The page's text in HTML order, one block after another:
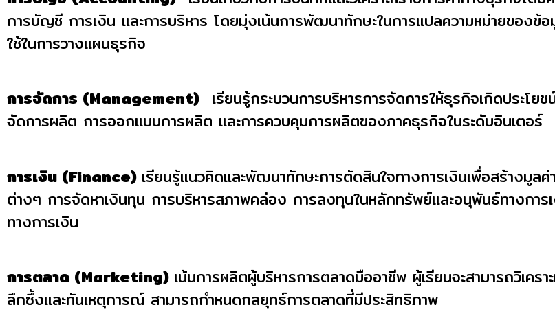
การบัญชี การเงิน และการบริหาร โดยมุ่งเน้นการพัฒนาทักษะในการแปลความหม่ายของข้อ
ใช้ในการวางแผนธุรกิจ
การจัดการ (Management) เรียนรู้กระบวนการบริหารการจัดการให้ธุรกิจเกิดประโ
จัดการผลิต การออกแบบการผลิต และการควบคุมการผลิตของภาคธุรกิจในระดับอินเตอร์
การเงิน (Finance) เรียนรู้แนวคิดและพัฒนาทักษะการตัดสินใจทางการเงินเพื่อสร้างมูล
ต่างๆ การจัดหาเงินทุน การบริหารสภาพคล่อง การลงทุนในหลักทรัพย์และอนุพันธ์ทางการ
ทางการเงิน
การตลาด (Marketing) เน้นการผลิตผู้บริหารการตลาดมืออาชีพ ผู้เรียนจะสามารถวิเคร
ลึกซึ้งและทันเหตุการณ์ สามารถกำหนดกลยุทธ์การตลาดที่มีประสิทธิภาพ